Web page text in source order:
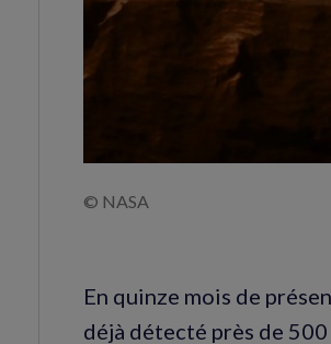
© NASA
En quinze mois de
déjà détecté près de